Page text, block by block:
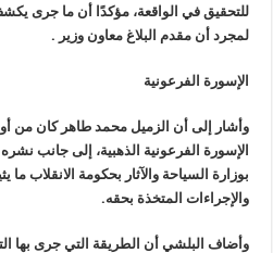
للتحقيق في الواقعة، مؤكدًا أن ما جرى
لمجرد أن مقدم البلاغ معاون وزير .
الإسورة الفرعونية
وأشار إلى أن الزميل محمد طاهر كان من
الإسورة الفرعونية الذهبية، إلى جانب
بوزارة السياحة والآثار بحكومة الانقلاب ما
والإجراءات المتخذة بحقه.
وأضاف البلشي أن الطريقة التي جرى بها